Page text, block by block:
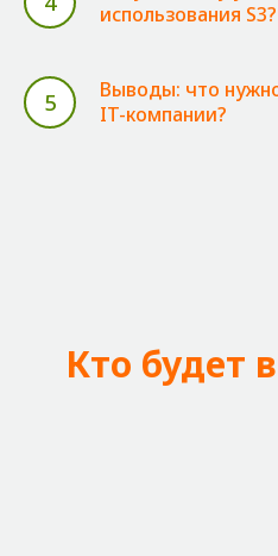
использования S3?
5
Выводы: что
IT-компании?
Кто будет